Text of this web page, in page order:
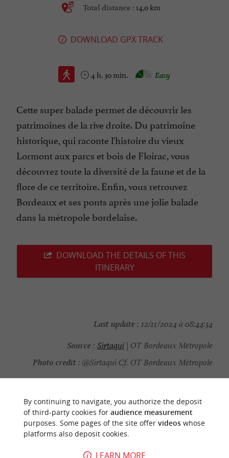
Total distance : 14,0 km
DOWNLOAD GPX TRACK
4 h. 30 min. Easy
Cette super balade permet de découvrir les
patrimoines de la rive droite. Du patrimoine
historique, qui raconte l'histoire du vieux
Lormont aux parcs et bois de Floirac, vous
découvrez toute la diversité de la faune et de la
flore de ce territoire. Enfin, vous retrouvez
Bordeaux et ses ponts après une jolie balade
dans la métropole bordelaise.
DOWNLOAD THE DETAILS OF THIS
ITINERARY
Last update : 12/11/2024 à 08:44:34
Source : Sirtaqui | OT Bordeaux Métropole
Photo credit : @Sirtaqui Cf. OT Bordeaux Métropole
YOU WILL LIKEALSO
Information
By continuing to navigate, you authorize the deposit
of third-party cookies for audience measurement
purposes. Some pages of the site offer videoswhose
platforms also deposit cookies.
LEARN MORE